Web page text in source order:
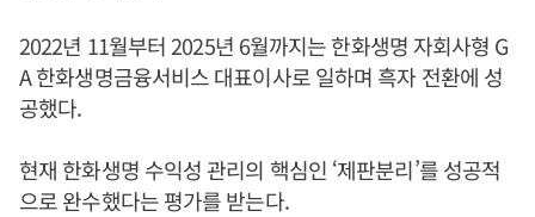
2022년 11월부터 2025년 6월까지는 한화생명 자회사형 G
A 한화생명금융서비스 대표이사로 일하며 흑자 전환에 성
공했다.
현재 한화생명 수익성 관리의 핵심인 ‘제판분리’를 성공적
으로 완수했다는 평가를 받는다.